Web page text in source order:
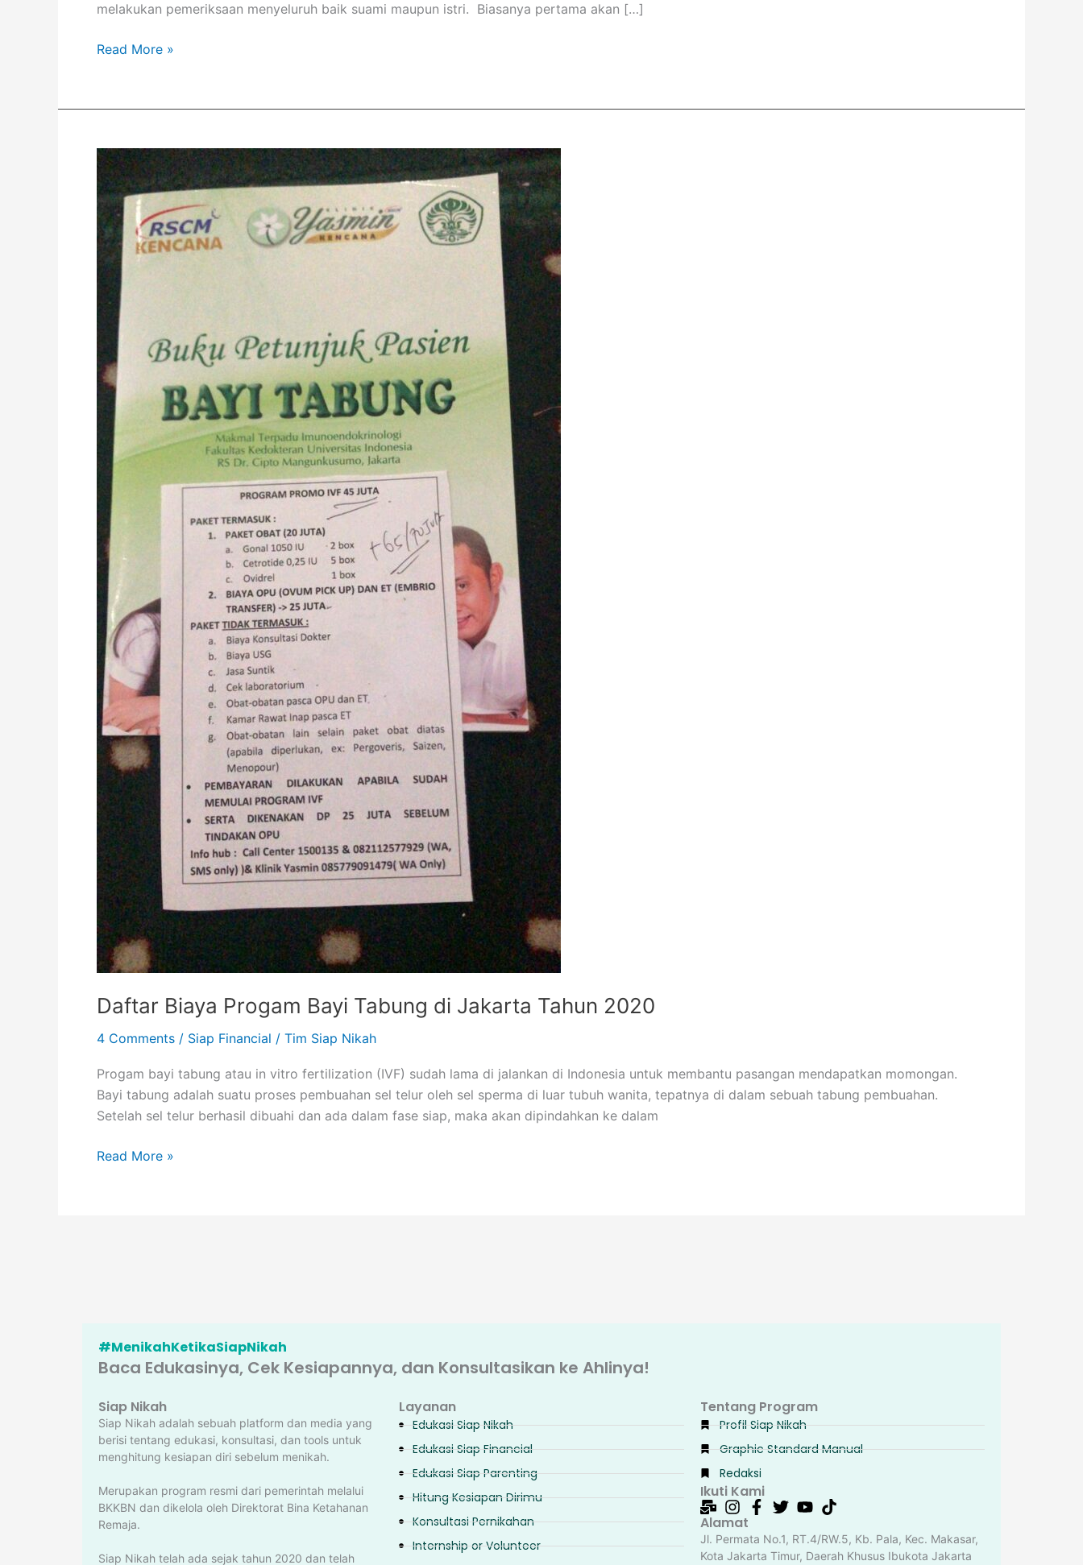
melakukan pemeriksaan menyeluruh baik suami maupun istri. Biasanya pertama akan […]
Read More »
Daftar Biaya Progam Bayi Tabung di Jakarta Tahun 2020
4 Comments / Siap Financial / Tim Siap Nikah
Progam bayi tabung atau in vitro fertilization (IVF) sudah lama di jalankan di Indonesia untuk membantu pasangan mendapatkan momongan.
Bayi tabung adalah suatu proses pembuahan sel telur oleh sel sperma di luar tubuh wanita, tepatnya di dalam sebuah tabung pembuahan.
Setelah sel telur berhasil dibuahi dan ada dalam fase siap, maka akan dipindahkan ke dalam
Daftar
Biaya
Progam
Bayi
Tabung
di
Jakarta
Tahun
2020
Read More »
#MenikahKetikaSiapNikah
Baca Edukasinya, Cek Kesiapannya, dan Konsultasikan ke Ahlinya!
Siap Nikah
Siap Nikah adalah sebuah platform dan media yang
berisi tentang edukasi, konsultasi, dan tools untuk
menghitung kesiapan diri sebelum menikah.
Merupakan program resmi dari pemerintah melalui
BKKBN dan dikelola oleh Direktorat Bina Ketahanan
Remaja.
Siap Nikah telah ada sejak tahun 2020 dan telah
Layanan
Edukasi Siap Nikah
Edukasi Siap Financial
Edukasi Siap Parenting
Hitung Kesiapan Dirimu
Konsultasi Pernikahan
Internship or Volunteer
Tentang Program
Profil Siap Nikah
Graphic Standard Manual
Redaksi
Ikuti Kami
Alamat
Jl. Permata No.1, RT.4/RW.5, Kb. Pala, Kec. Makasar,
Kota Jakarta Timur, Daerah Khusus Ibukota Jakarta